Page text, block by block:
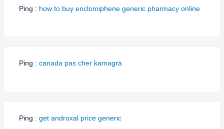
Ping : how to buy enclomiphene generic pharmacy online
Ping : canada pas cher kamagra
Ping : get androxal price generic